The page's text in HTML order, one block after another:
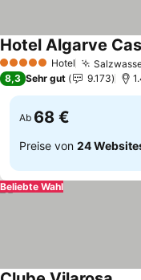
5 Sterne Hotel
Hotel Algarve
8,3 Sehr gut 9.173
Ab 68 €
Preise von 24
Beliebte Wahl